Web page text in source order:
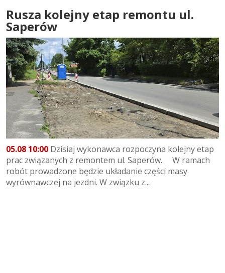
Rusza kolejny etap remontu ul.
Saperów
05.08 10:00 Dzisiaj wykonawca rozpoczyna kolejny etap
prac związanych z remontem ul. Saperów. W ramach
robót prowadzone będzie układanie części masy
wyrównawczej na jezdni. W związku z...